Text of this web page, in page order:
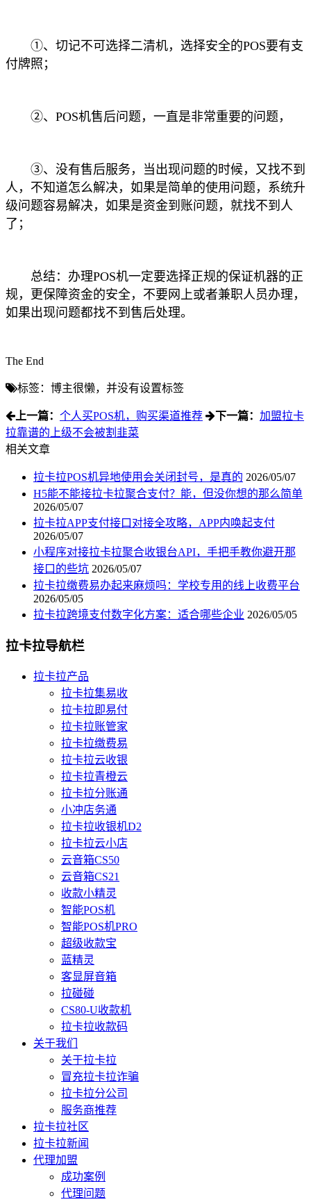
①、切记不可选择二清机，选择安全的POS要有支
付牌照；
②、POS机售后问题，一直是非常重要的问题，
③、没有售后服务，当出现问题的时候，又找不到
人，不知道怎么解决，如果是简单的使用问题，系统升
级问题容易解决，如果是资金到账问题，就找不到人
了；
总结：办理POS机一定要选择正规的保证机器的正
规，更保障资金的安全，不要网上或者兼职人员办理，
如果出现问题都找不到售后处理。
The End
标签：博主很懒，并没有设置标签
上一篇： 个人买POS机，购买渠道推荐 下一篇： 加盟拉卡
拉靠谱的上级不会被割韭菜
相关文章
拉卡拉POS机异地使用会关闭封号，是真的 2026/05/07
H5能不能接拉卡拉聚合支付？能，但没你想的那么简单
2026/05/07
拉卡拉APP支付接口对接全攻略，APP内唤起支付
2026/05/07
小程序对接拉卡拉聚合收银台API，手把手教你避开那
接口的些坑 2026/05/07
拉卡拉缴费易办起来麻烦吗：学校专用的线上收费平台
2026/05/05
拉卡拉跨境支付数字化方案：适合哪些企业 2026/05/05
拉卡拉导航栏
拉卡拉产品
拉卡拉集易收
拉卡拉即易付
拉卡拉账管家
拉卡拉缴费易
拉卡拉云收银
拉卡拉青橙云
拉卡拉分账通
小冲店务通
拉卡拉收银机D2
拉卡拉云小店
云音箱CS50
云音箱CS21
收款小精灵
智能POS机
智能POS机PRO
超级收款宝
蓝精灵
客显屏音箱
拉碰碰
CS80-U收款机
拉卡拉收款码
关于我们
关于拉卡拉
冒充拉卡拉诈骗
拉卡拉分公司
服务商推荐
拉卡拉社区
拉卡拉新闻
代理加盟
成功案例
代理问题